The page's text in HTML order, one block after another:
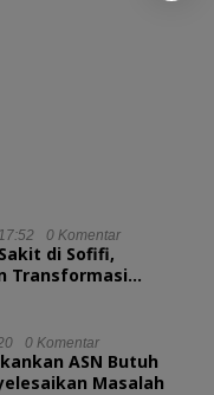
0 Komentar
di Sofifi,
Transformasi
0 Komentar
ASN Butuh
Masalah